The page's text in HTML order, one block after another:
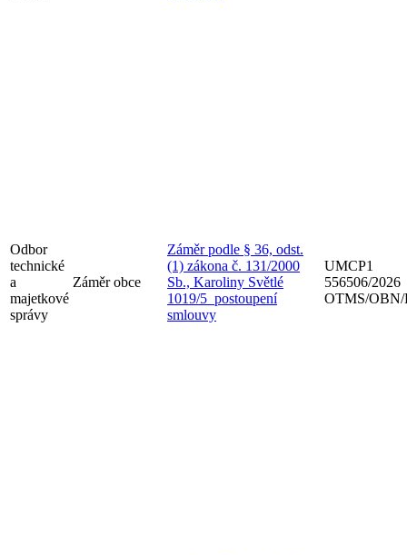
Odbor
technické
a
majetkové
správy
Záměr obce
Záměr podle § 36, odst.
(1) zákona č. 131/2000
Sb., Karoliny Světlé
1019/5_postoupení
smlouvy
UMCP1
556506/2026
OTMS/